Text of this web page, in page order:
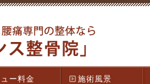
ー料金 施術風景